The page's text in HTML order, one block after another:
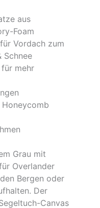
aus
Foam
Vordach zum
Schnee
mehr
Grau mit
Overlander
Bergen oder
Der
Canvas